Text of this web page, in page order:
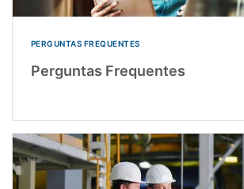
PERGUNTAS FREQUENTES
Perguntas Frequentes